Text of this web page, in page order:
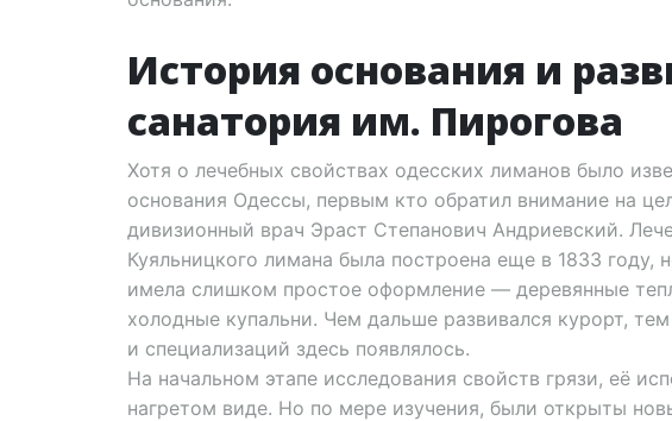
История основания и
санатория им. Пирогова
Хотя о лечебных свойствах одесских лиманов было
основания Одессы, первым кто обратил внимание на
дивизионный врач Эраст Степанович Андриевский.
Куяльницкого лимана была построена еще в 1833 году,
имела слишком простое оформление — деревянные
холодные купальни. Чем дальше развивался курорт,
и специализаций здесь появлялось.
На начальном этапе исследования свойств грязи, её
нагретом виде. Но по мере изучения, были открыты